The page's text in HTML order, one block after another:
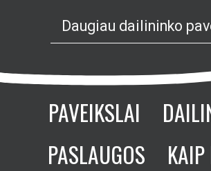
Daugiau dailininko
PAVEIKSLAI
PASLAUGOS